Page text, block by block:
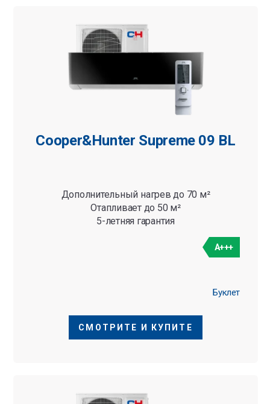
Cooper&Hunter Supreme 09 BL
Дополнительный нагрев до 70 м²
Отапливает до 50 м²
5-летняя гарантия
A+++
Буклет
СМОТРИТЕ И КУПИТЕ